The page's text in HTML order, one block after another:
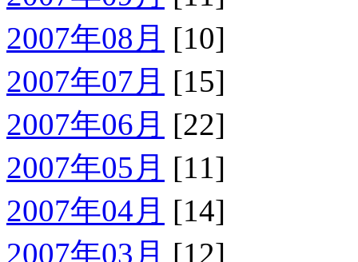
2007年08月 [10]
2007年07月 [15]
2007年06月 [22]
2007年05月 [11]
2007年04月 [14]
2007年03月 [12]